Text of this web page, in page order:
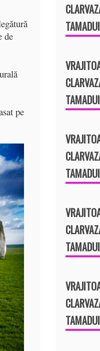
de
pe